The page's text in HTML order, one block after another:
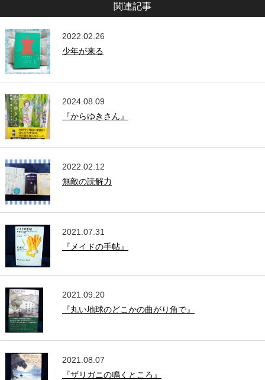
関連記事
2022.02.26
少年が来る
2024.08.09
『からゆきさん』
2022.02.12
無敵の読解力
2021.07.31
『メイドの手帖』
2021.09.20
『丸い地球のどこかの曲がり角で』
2021.08.07
『ザリガニの鳴くところ』